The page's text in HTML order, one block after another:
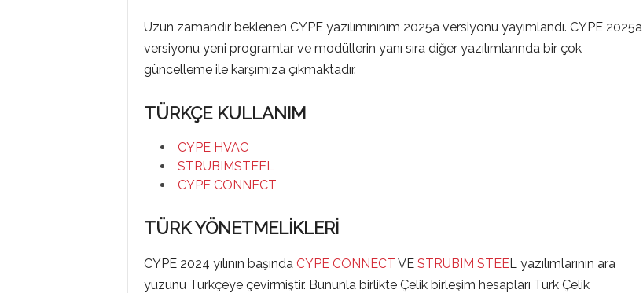
Uzun zamandır beklenen CYPE yazılımınınım 2025a versiyonu yayımlandı. CYPE 2025a
versiyonu yeni programlar ve modüllerin yanı sıra diğer yazılımlarında bir çok
güncelleme ile karşımıza çıkmaktadır.
TÜRKÇE KULLANIM
CYPE HVAC
STRUBIMSTEEL
CYPE CONNECT
TÜRK YÖNETMELİKLERİ
CYPE 2024 yılının başında CYPE CONNECT VESTRUBIM STEEL yazılımlarının ara
yüzünü Türkçeye çevirmiştir. Bununla birlikte Çelik birleşim hesapları Türk Çelik